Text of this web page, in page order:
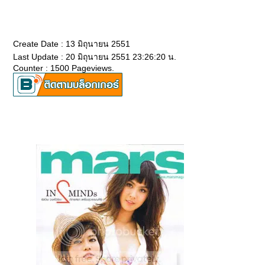
Create Date : 13 มิถุนายน 2551
Last Update : 20 มิถุนายน 2551 23:26:20 น.
Counter : 1500 Pageviews.